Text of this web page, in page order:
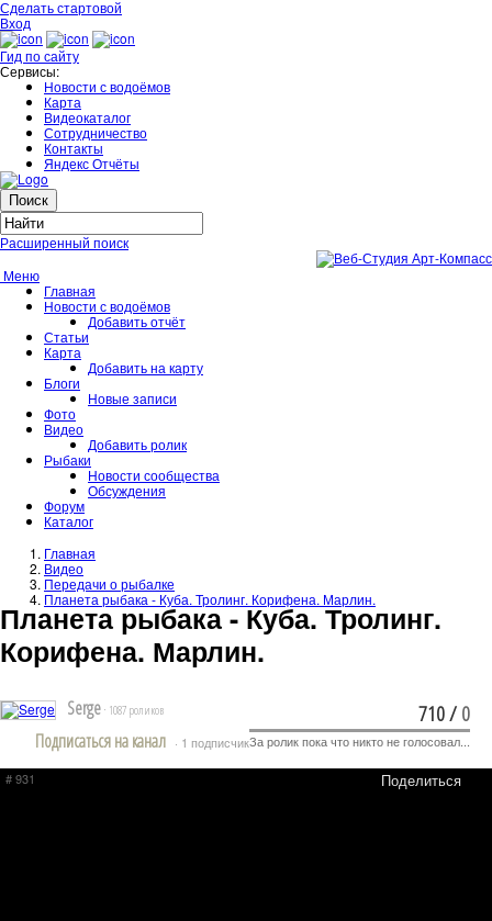
Сделать стартовой
Вход
Гид по сайту
Сервисы:
Новости с водоёмов
Карта
Видеокаталог
Сотрудничество
Контакты
Яндекс Отчёты
Расширенный поиск
Меню
Главная
Новости с водоёмов
Добавить отчёт
Статьи
Карта
Добавить на карту
Блоги
Новые записи
Фото
Видео
Добавить ролик
Рыбаки
Новости сообщества
Обсуждения
Форум
Каталог
Главная
Видео
Передачи о рыбалке
Планета рыбака - Куба. Тролинг. Корифена. Марлин.
Планета рыбака - Куба. Тролинг.
Корифена. Марлин.
Serge · 1087 роликов
Подписаться на канал · 1 подписчик
# 931 Поделиться
710/0
За ролик пока что никто не голосовал...